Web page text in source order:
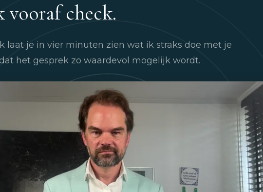
vooraf check.
laat je in vier minuten zien wat ik straks doe met je
het gesprek zo waardevol mogelijk wordt.